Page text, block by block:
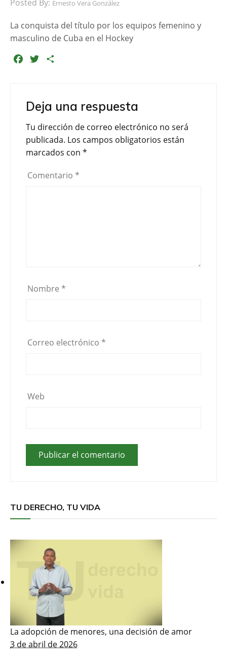
Posted By: Ernesto Vera González
La conquista del título por los equipos femenino y
masculino de Cuba en el Hockey
b
o
k
t
r
a
t
i
r
Deja una respuesta
Tu dirección de correo electrónico no será
publicada. Los campos obligatorios están
marcados con *
Comentario *
Nombre *
Correo electrónico *
Web
TU DERECHO, TU VIDA
La adopción de menores, una decisión de amor
3 de abril de 2026